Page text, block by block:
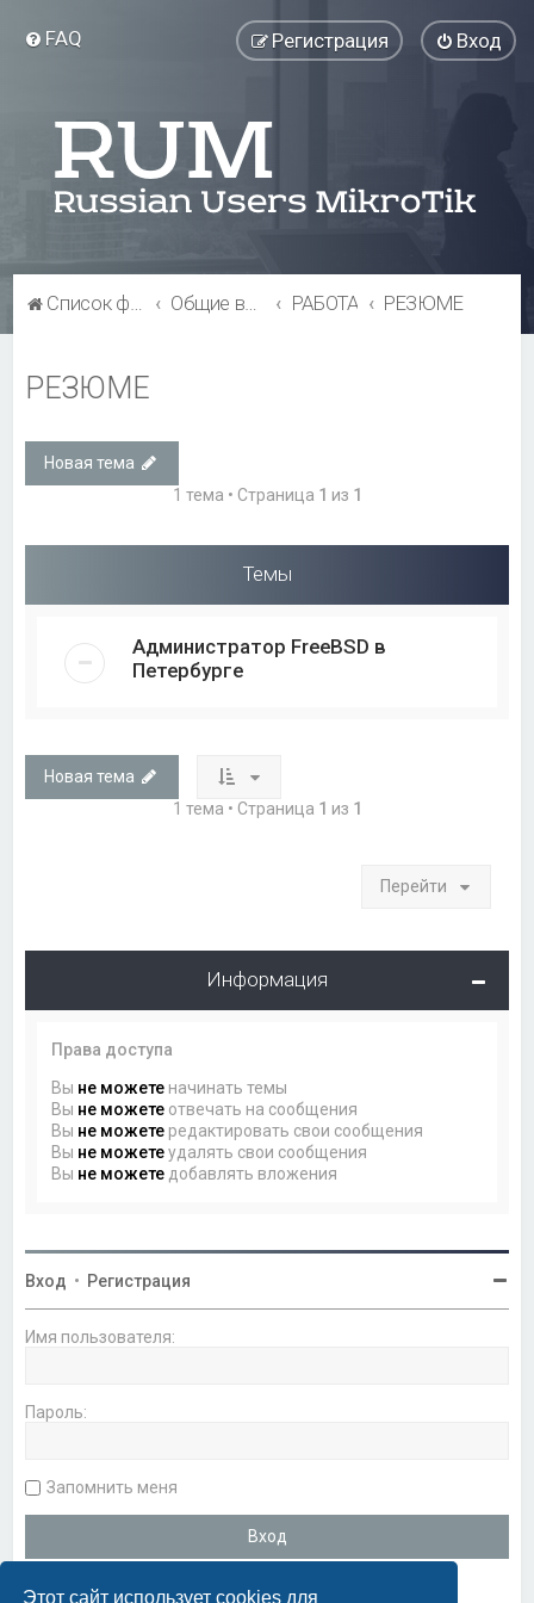
Этот сайт использует cookies для
FAQ Вход
Регистрация
Список форумов Общие вопросы РАБОТА РЕЗЮМЕ
РЕЗЮМЕ
Новая тема
1 тема • Страница 1 из 1
Темы
Администратор FreeBSD в
Петербурге
Новая тема
1 тема • Страница 1 из 1
Перейти
Информация
Права доступа
Вы не можете начинать темы
Вы не можете отвечать на сообщения
Вы не можете редактировать свои сообщения
Вы не можетеудалять свои сообщения
Вы не можете добавлять вложения
Вход • Регистрация
Имя пользователя:
Пароль:
Запомнить меня